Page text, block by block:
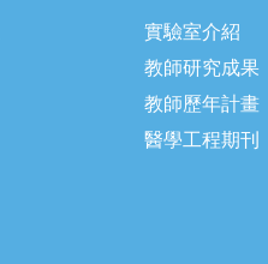
實驗室介紹
教師研究成果
教師歷年計畫
醫學工程期刊